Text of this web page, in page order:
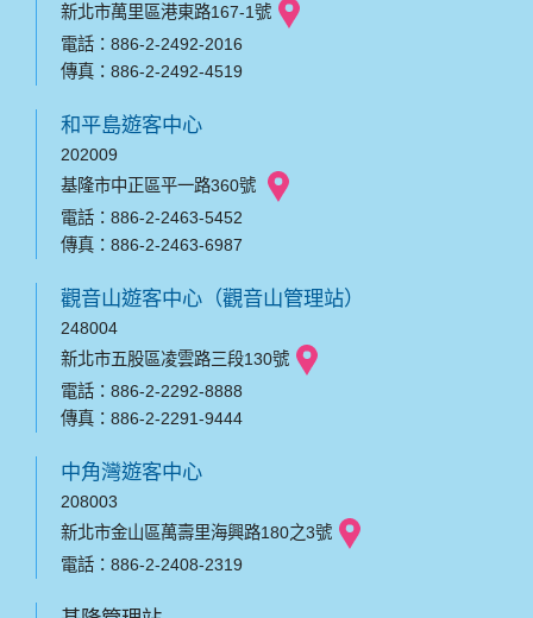
新北市萬里區港東路167-1號
電話：886-2-2492-2016
傳真：886-2-2492-4519
和平島遊客中心
202009
基隆市中正區平一路360號
電話：886-2-2463-5452
傳真：886-2-2463-6987
觀音山遊客中心（觀音山管理站）
248004
新北市五股區凌雲路三段130號
電話：886-2-2292-8888
傳真：886-2-2291-9444
中角灣遊客中心
208003
新北市金山區萬壽里海興路180之3號
電話：886-2-2408-2319